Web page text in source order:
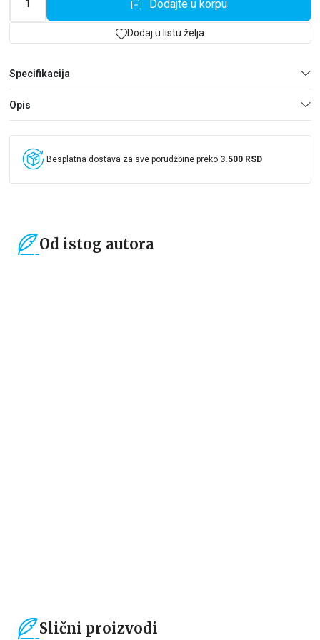
susret nakon mnogo godina nije prošao kako je Rune očekivao,
postali su dva stranca koji ne mogu jedno drugom ništa da kažu.
Zašto mu je Popi, koja je nekada imala polovinu njegovog srca
uz obećanje da će ga verno čekati da se vrati, okrenula leđa bez
Njeno ćutanje slomilo mu je srce. Može li ga ponovo sastaviti?
Dodajte u korpu
Dodaj u listu želja
Specifikacija
Opis
Besplatna dostava za sve porudžbine preko 3.500 RSD
Od istog autora
Slični proizvodi